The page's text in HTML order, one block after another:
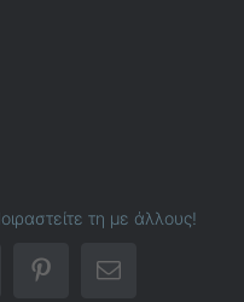
τη με άλλους!
PinterestEmail